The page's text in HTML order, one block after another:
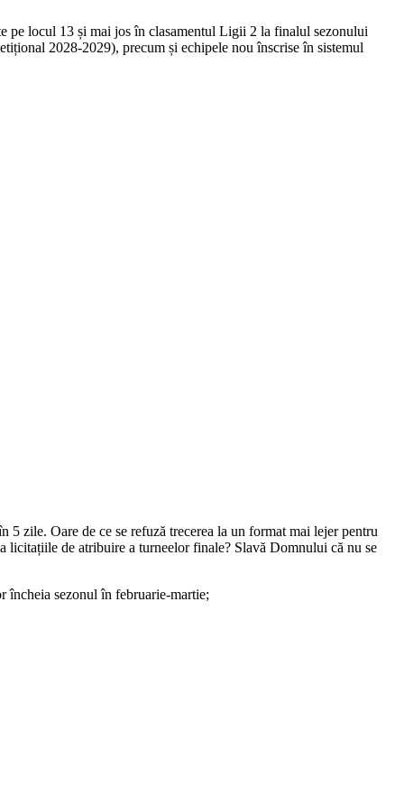
pe locul 13 și mai jos în clasamentul Ligii 2 la finalul sezonului
2028-2029), precum și ⁠echipele nou înscrise în sistemul
zile. Oare de ce se refuză trecerea la un format mai lejer pentru
licitațiile de atribuire a turneelor finale? Slavă Domnului că nu se
încheia sezonul în februarie-martie;